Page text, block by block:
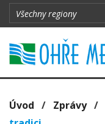
Úvod / Zprávy/